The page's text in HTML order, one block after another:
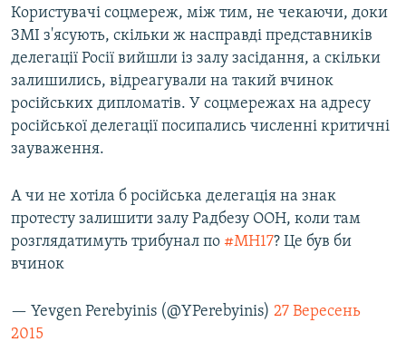
Користувачі соцмереж, між тим, не чекаючи, доки
ЗМІ з'ясують, скільки ж насправді представників
делегації Росії вийшли із залу засідання, а скільки
залишились, відреагували на такий вчинок
російських дипломатів. У соцмережах на адресу
російської делегації посипались численні критичні
зауваження.
А чи не хотіла б російська делегація на знак
протесту залишити залу Радбезу ООН, коли там
розглядатимуть трибунал по #MH17? Це був би
вчинок
— Yevgen Perebyinis (@YPerebyinis) 27 Вересень
2015